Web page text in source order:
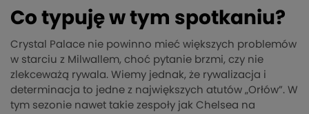
Co typuję w tym spotkaniu?
Crystal Palace nie powinno mieć większych problemów
w starciu z Milwallem, choć pytanie brzmi, czy nie
zlekceważą rywala. Wiemy jednak, że rywalizacja i
determinacja to jedne z największych atutów „Orłów”. W
tym sezonie nawet takie zespoły jak Chelsea na